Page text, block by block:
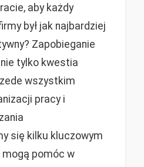
aby każdy
był jak najbardziej
Zapobieganie
tylko kwestia
wszystkim
pracy i
się kilku kluczowym
pomóc w